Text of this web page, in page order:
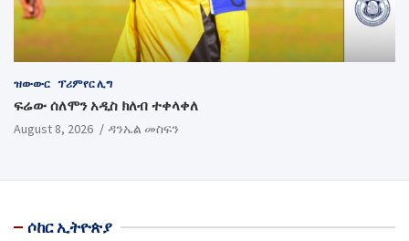
ዝውውር ፕሪምየር ሊግ
ፍሬው ሰለሞን አዲስ ክለብ ተቀላቀለ
August 8, 2026 ዳንኤል መስፍን
ሶከር ኢትዮጵያ